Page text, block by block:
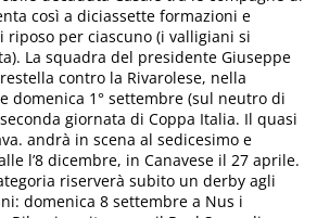
così a diciassette formazioni e
per ciascuno (i valligiani si
La squadra del presidente Giuseppe
contro la Rivarolese, nella
domenica 1° settembre (sul neutro di
giornata di Coppa Italia. Il quasi
andrà in scena al sedicesimo e
l’8 dicembre, in Canavese il 27 aprile.
riserverà subito un derby agli
domenica 8 settembre a Nus i